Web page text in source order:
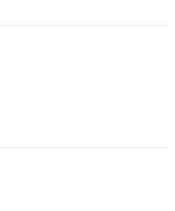
了解基本信息，让你
重复问题。
士，使他们的入住更